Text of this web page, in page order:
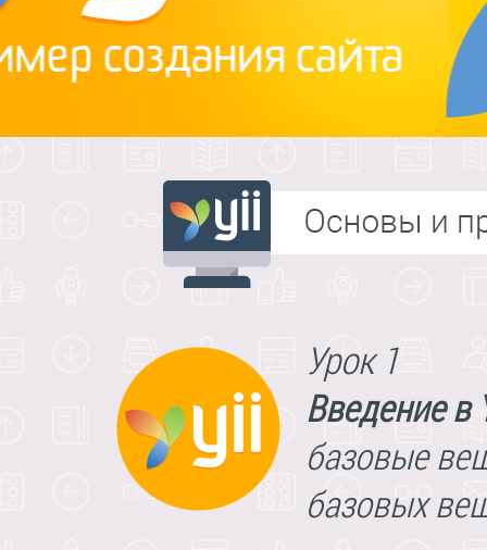
Урок 1
Введение в
базовые
базовых